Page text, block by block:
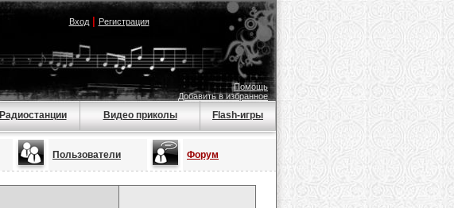
Вход| Регистрация
Помощь
Добавить в избранное
Радиостанции Видео приколы Flash-игры
Пользователи Форум